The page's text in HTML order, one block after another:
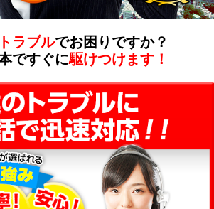
ラブルでお困りですか？
ですぐに駆けつけます！